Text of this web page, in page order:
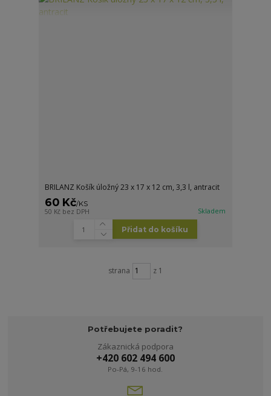
BRILANZ Košík úložný 23 x 17 x 12 cm, 3,3 l, antracit
60 Kč/KS
50 Kč bez DPH Skladem
Přidat do košíku
strana z 1
Potřebujete poradit?
Zákaznická podpora
+420 602 494 600
Po-Pá, 9-16 hod.